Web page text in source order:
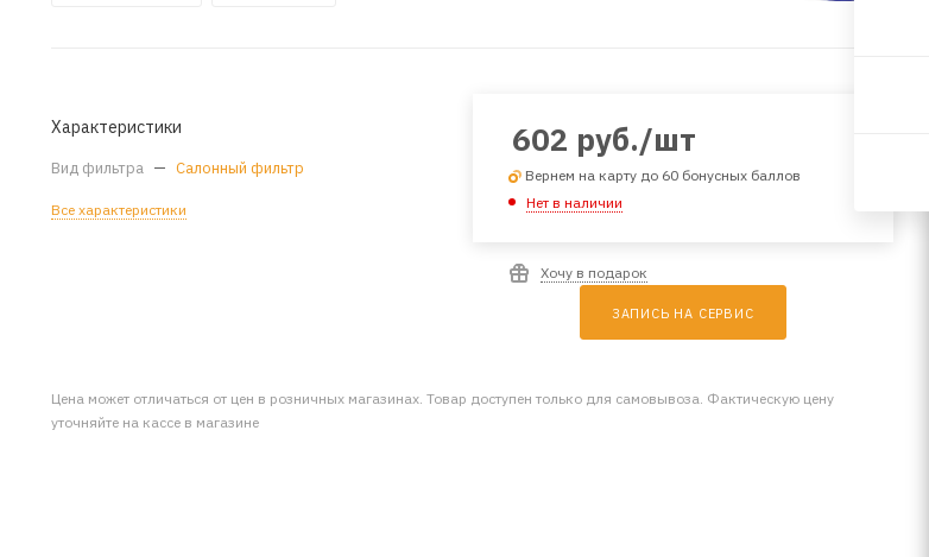
Характеристики
Вид фильтра — Салонный фильтр
Все характеристики
602 руб./шт
Вернем на карту до 60 бонусных баллов
Нет в наличии
Хочу в подарок
ЗАПИСЬ НА СЕРВИС
Цена может отличаться от цен в розничных магазинах. Товар доступен только для самовывоза. Фактическую цену
уточняйте на кассе в магазине